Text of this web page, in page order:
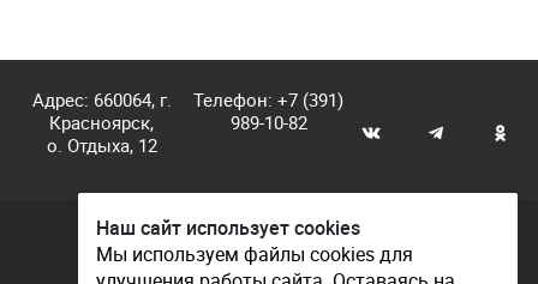
Адрес: 660064, г.
Красноярск,
о. Отдыха, 12
Телефон:+7 (391)
989-10-82
© КГАУ «Центр спортивной подготовки», 2026
Наш сайт использует cookies
Мы используем файлы cookies для